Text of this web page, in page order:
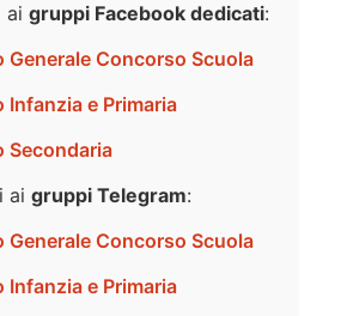
ai gruppi Facebook dedicati:
Generale Concorso Scuola
Infanzia e Primaria
Secondaria
ai gruppi Telegram:
Generale Concorso Scuola
Infanzia e Primaria